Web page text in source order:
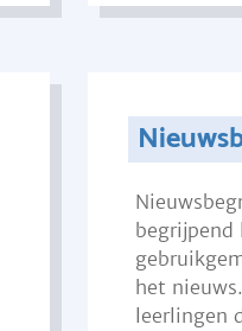
begrijpend
het
leerlingen